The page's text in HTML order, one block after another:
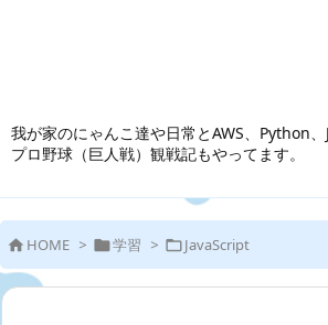
我が家のにゃんこ達や日常とAWS、Python、
プロ野球（巨人戦）観戦記もやってます。
 HOME > 学習 > JavaScript